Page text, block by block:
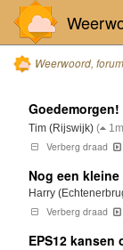
Weerwoord,
Goedemorgen!
Tim (Rijswijk) (
Verberg draad
Nog een
Harry
Verberg draad
EPS12 kansen